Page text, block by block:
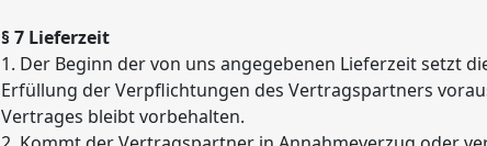
§ 7 Lieferzeit
1. Der Beginn der von uns angegebenen Lieferzeit setzt
Erfüllung der Verpflichtungen des Vertragspartners
Vertrages bleibt vorbehalten.